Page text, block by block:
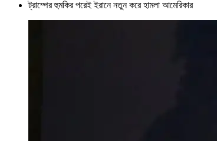
ট্রাম্পের হুমকির পরেই ইরানে নতুন করে হামলা আমেরিকার